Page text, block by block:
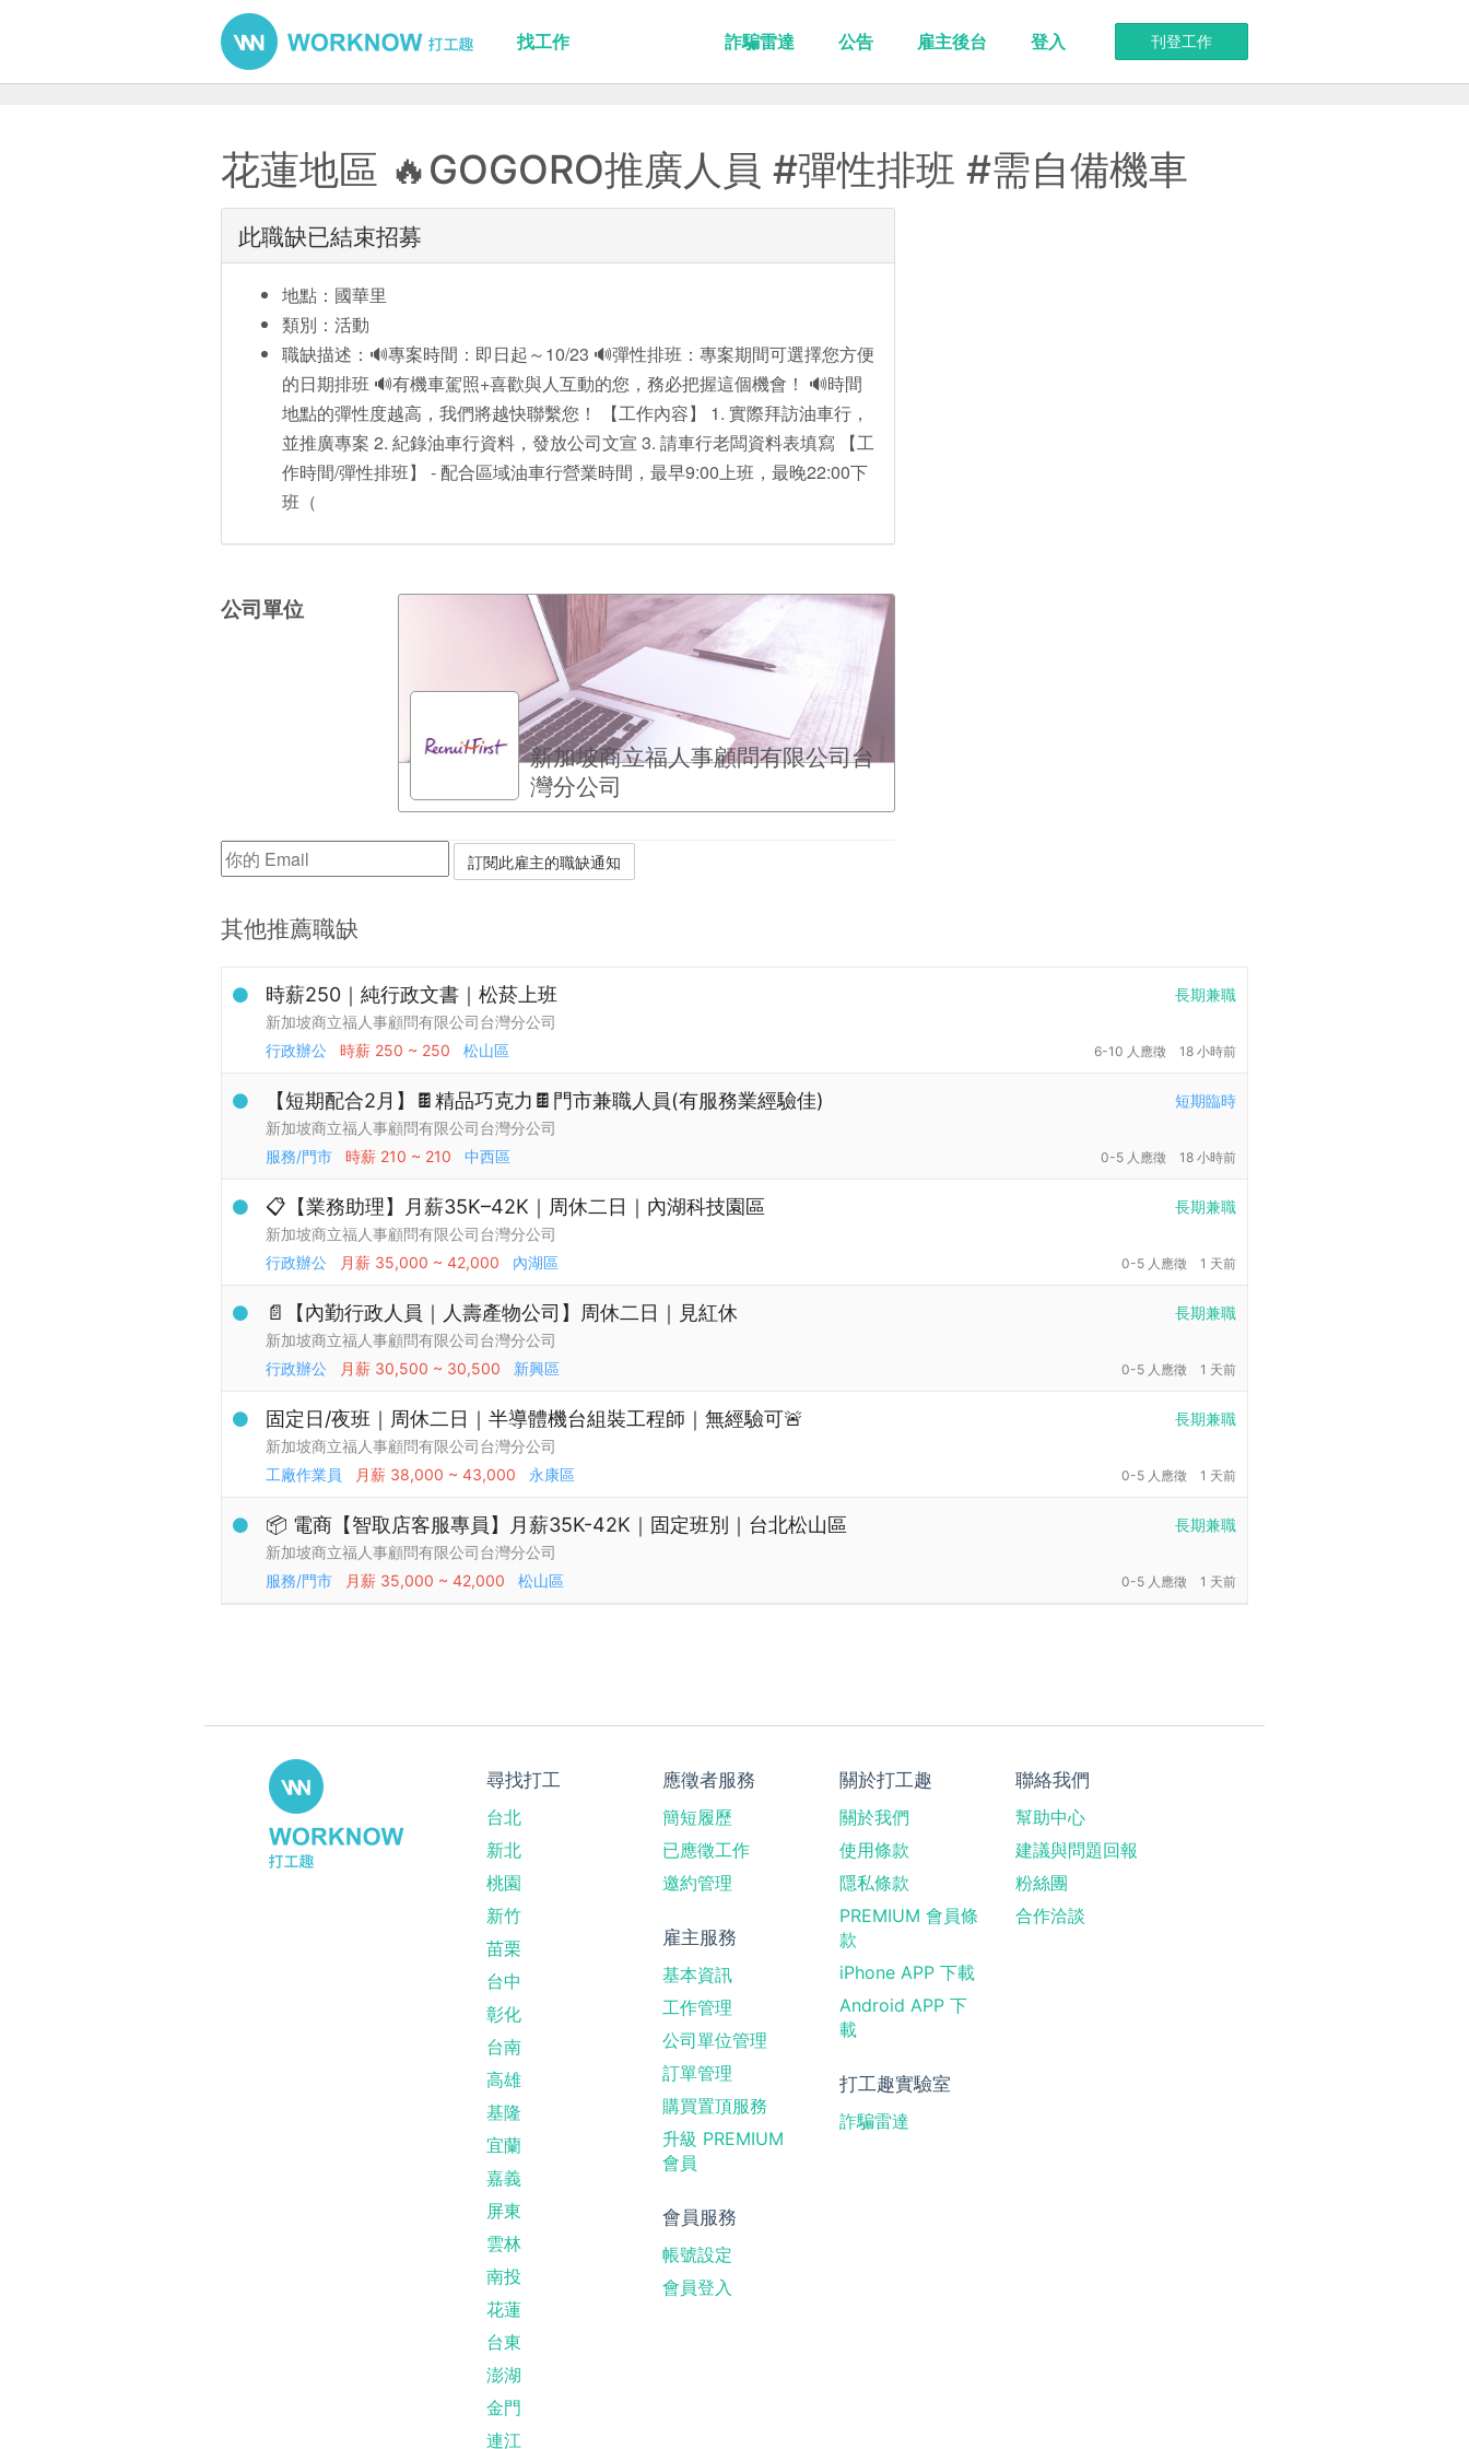
刊登工作
找工作 詐騙雷達 公告 雇主後台 登入
花蓮地區 🔥GOGORO推廣人員 #彈性排班 #需自備機車
此職缺已結束招募
地點：國華里
類別：活動
職缺描述：🔊專案時間：即日起～10/23 🔊彈性排班：專案期間可選擇您方便
的日期排班 🔊有機車駕照+喜歡與人互動的您，務必把握這個機會！ 🔊時間
地點的彈性度越高，我們將越快聯繫您！ 【工作內容】 1. 實際拜訪油車行，
並推廣專案 2. 紀錄油車行資料，發放公司文宣 3. 請車行老闆資料表填寫 【工
作時間/彈性排班】 - 配合區域油車行營業時間，最早9:00上班，最晚22:00下
班（
公司單位
新加坡商立福人事顧問有限公司台
灣分公司
其他推薦職缺
長期兼職
時薪250｜純行政文書｜松菸上班
新加坡商立福人事顧問有限公司台灣分公司
行政辦公
時薪 250 ~ 250 松山區 6-10 人應徵 18 小時前
短期臨時
【短期配合2月】🍫精品巧克力🍫門市兼職人員(有服務業經驗佳)
新加坡商立福人事顧問有限公司台灣分公司
服務/門市
時薪 210 ~ 210 中西區 0-5 人應徵 18 小時前
長期兼職
📋【業務助理】月薪35K–42K｜周休二日｜內湖科技園區
新加坡商立福人事顧問有限公司台灣分公司
行政辦公
月薪 35,000 ~ 42,000 內湖區 0-5 人應徵 1 天前
長期兼職
📄【內勤行政人員｜人壽產物公司】周休二日｜見紅休
新加坡商立福人事顧問有限公司台灣分公司
行政辦公
月薪 30,500 ~ 30,500 新興區 0-5 人應徵 1 天前
長期兼職
固定日/夜班｜周休二日｜半導體機台組裝工程師｜無經驗可🚨
新加坡商立福人事顧問有限公司台灣分公司
工廠作業員
月薪 38,000 ~ 43,000 永康區 0-5 人應徵 1 天前
長期兼職
📦 電商【智取店客服專員】月薪35K-42K｜固定班別｜台北松山區
新加坡商立福人事顧問有限公司台灣分公司
服務/門市
月薪 35,000 ~ 42,000 松山區 0-5 人應徵 1 天前
尋找打工
台北
新北
桃園
新竹
苗栗
台中
彰化
台南
高雄
基隆
宜蘭
嘉義
屏東
雲林
南投
花蓮
台東
澎湖
金門
連江
應徵者服務
簡短履歷
已應徵工作
邀約管理
雇主服務
基本資訊
工作管理
公司單位管理
訂單管理
購買置頂服務
升級 PREMIUM
會員
會員服務
帳號設定
會員登入
關於打工趣
關於我們
使用條款
隱私條款
PREMIUM 會員條
款
iPhone APP 下載
Android APP 下
載
打工趣實驗室
詐騙雷達
聯絡我們
幫助中心
建議與問題回報
粉絲團
合作洽談